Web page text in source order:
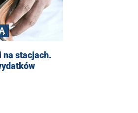
na stacjach.